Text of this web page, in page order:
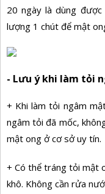
20 ngày là dùng
lượng 1 chút để mật
- Lưu ý khi làm tỏi
+ Khi làm tỏi ngâm
ngâm tỏi đã mốc,
mật ong ở cơ sở uy tín.
+ Có thể tráng tỏi mật
khô. Không cần rửa